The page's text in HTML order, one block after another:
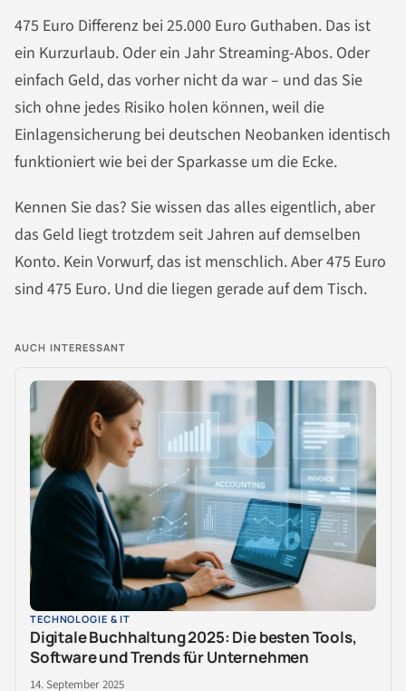
475 Euro Differenz bei 25.000 Euro Guthaben. Das ist
ein Kurzurlaub. Oder ein Jahr Streaming-Abos. Oder
einfach Geld, das vorher nicht da war – und das Sie
sich ohne jedes Risiko holen können, weil die
Einlagensicherung bei deutschen Neobanken identisch
funktioniert wie bei der Sparkasse um die Ecke.
Kennen Sie das? Sie wissen das alles eigentlich, aber
das Geld liegt trotzdem seit Jahren auf demselben
Konto. Kein Vorwurf, das ist menschlich. Aber 475 Euro
sind 475 Euro. Und die liegen gerade auf dem Tisch.
AUCH INTERESSANT
TECHNOLOGIE & IT
Digitale Buchhaltung 2025: Die besten Tools,
Software und Trends für Unternehmen
14. September 2025